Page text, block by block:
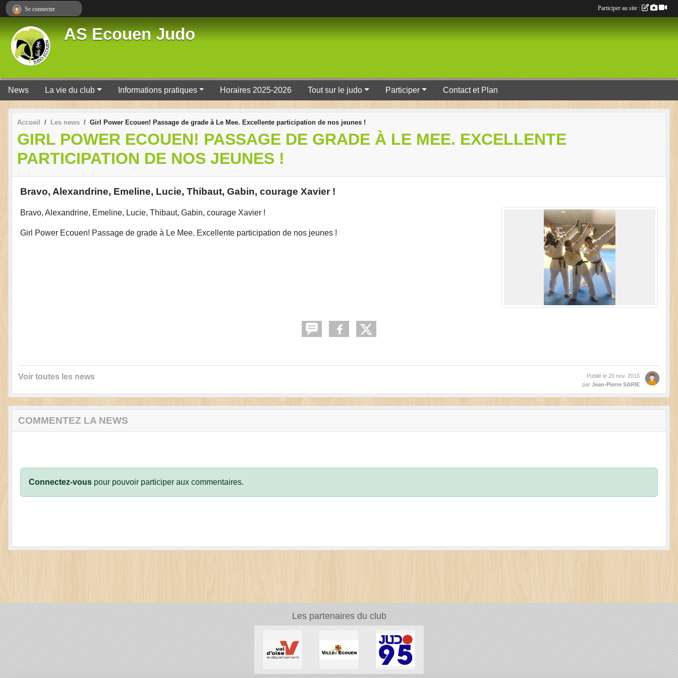
AS Ecouen Judo
News La vie du club Informations pratiques Horaires 2025-2026 Tout sur le judo Participer Contact et Plan
Accueil Les news Girl Power Ecouen! Passage de grade à Le Mee. Excellente participation de nos jeunes !
GIRL POWER ECOUEN! PASSAGE DE GRADE À LE MEE. EXCELLENTE
PARTICIPATION DE NOS JEUNES !
Bravo, Alexandrine, Emeline, Lucie, Thibaut, Gabin, courage Xavier !
Bravo, Alexandrine, Emeline, Lucie, Thibaut, Gabin, courage Xavier !
Girl Power Ecouen! Passage de grade à Le Mee. Excellente participation de nos jeunes !
Voir toutes les news Publié le 20 nov. 2016
par Jean-Pierre SARIE
COMMENTEZ LA NEWS
Connectez-vous pour pouvoir participer aux commentaires.
Les partenaires du club
Se connecter Participer au site :
Panneau de gestion des cookies